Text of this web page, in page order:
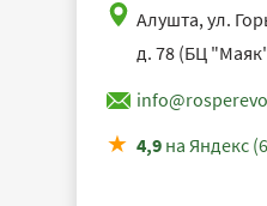
Алушта, ул.
д. 78 (БЦ
4,9на Яндекс